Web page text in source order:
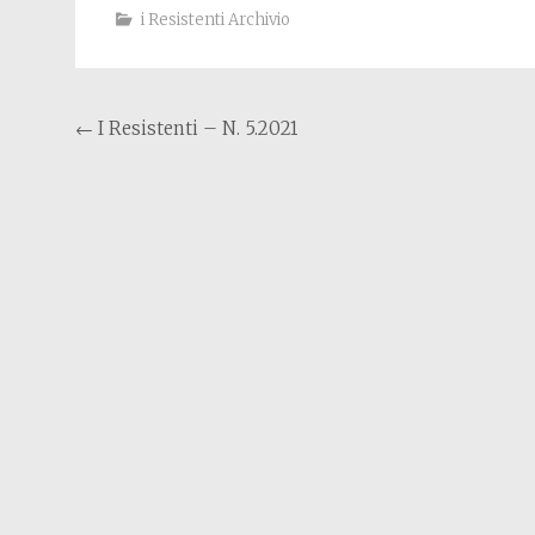
i Resistenti Archivio
Post navigation
← I Resistenti – N. 5.2021